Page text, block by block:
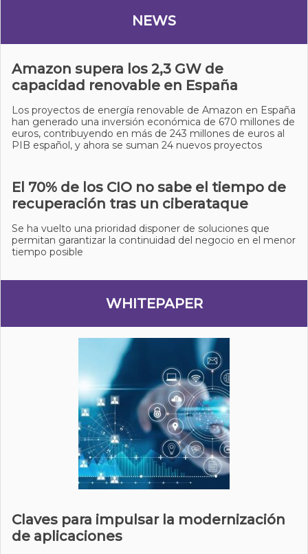
NEWS
Amazon supera los 2,3 GW de
capacidad renovable en España
Los proyectos de energía renovable de Amazon en España
han generado una inversión económica de 670 millones de
euros, contribuyendo en más de 243 millones de euros al
PIB español, y ahora se suman 24 nuevos proyectos
El 70% de los CIO no sabe el tiempo de
recuperación tras un ciberataque
Se ha vuelto una prioridad disponer de soluciones que
permitan garantizar la continuidad del negocio en el menor
tiempo posible
WHITEPAPER
Claves para impulsar la modernización
de aplicaciones